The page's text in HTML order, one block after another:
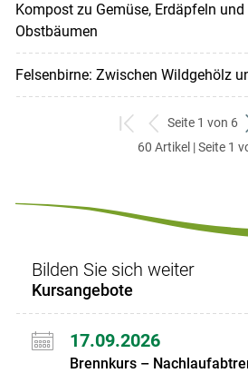
Kompost zu Gemüse, Erdäpfeln
Obstbäumen
Felsenbirne: Zwischen Wildgehölz
zum
ersten
zurück
zum
Seite 1 von 6
60 Artikel | Seite 1
Bilden Sie sich weiter
Kursangebote
17.09.2026
Brennkurs –